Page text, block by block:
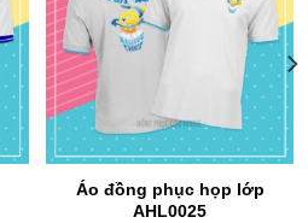
Áo đồng phục họp lớp
AHL0025